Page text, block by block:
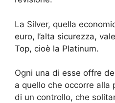
La Silver, quella
euro, l’alta sicurezza,
Top, cioè la Platinum.
Ogni una di esse offre
a quello che occorre alla
di un controllo, che